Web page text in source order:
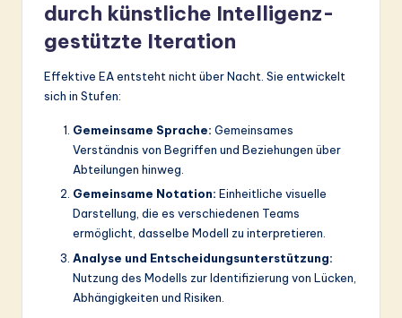
durch künstliche Intelligenz-
gestützte Iteration
Effektive EA entsteht nicht über Nacht. Sie entwickelt
sich in Stufen:
Gemeinsame Sprache: Gemeinsames
Verständnis von Begriffen und Beziehungen über
Abteilungen hinweg.
Gemeinsame Notation: Einheitliche visuelle
Darstellung, die es verschiedenen Teams
ermöglicht, dasselbe Modell zu interpretieren.
Analyse und Entscheidungsunterstützung:
Nutzung des Modells zur Identifizierung von Lücken,
Abhängigkeiten und Risiken.